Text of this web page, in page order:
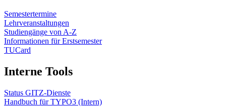
Semestertermine
Lehrveranstaltungen
Studiengänge von A-Z
Informationen für Erstsemester
TUCard
Interne Tools
Status GITZ-Dienste
Handbuch für TYPO3 (Intern)